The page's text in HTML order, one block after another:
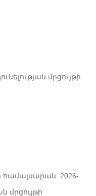
մրցույթի
2026-
մրցույթի